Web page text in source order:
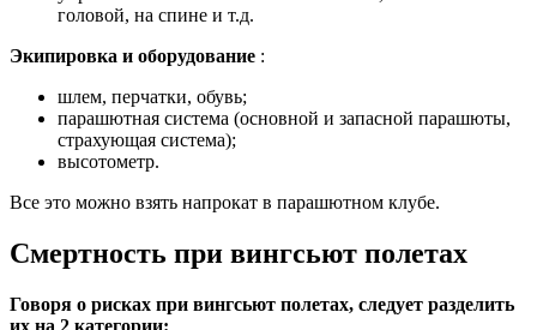
головой, на спине и т.д.
Экипировка и оборудование :
шлем, перчатки, обувь;
парашютная система (основной и запасной парашюты,
страхующая система);
высотометр.
Все это можно взять напрокат в парашютном клубе.
Смертность при вингсьют полетах
Говоря о рисках при вингсьют полетах, следует разделить
их на 2 категории: